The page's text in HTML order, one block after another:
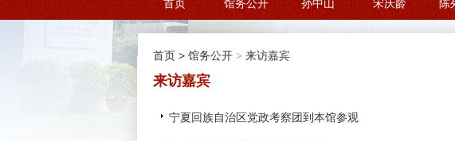
首页 馆务公开 孙中山 宋庆龄 陈
首页 > 馆务公开 > 来访嘉宾
来访嘉宾
宁夏回族自治区党政考察团到本馆参观